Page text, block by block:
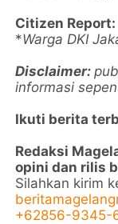
Citizen
*Warga DKI
Disclaimer:
informasi
Ikuti berita
Redaksi
opini dan rilis
Silahkan kirim
+62856-9345-